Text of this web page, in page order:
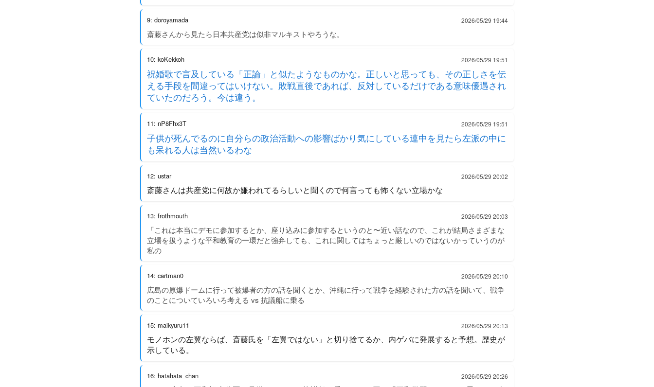
9: doroyamada 2026/05/29 19:44
斎藤さんから見たら日本共産党は似非マルキストやろうな。
10: koKekkoh 2026/05/29 19:51
祝婚歌で言及している「正論」と似たようなものかな。正しいと思っても、その正しさを伝
える手段を間違ってはいけない。敗戦直後であれば、反対しているだけである意味優遇され
ていたのだろう。今は違う。
11: nP8Fhx3T 2026/05/29 19:51
子供が死んでるのに自分らの政治活動への影響ばかり気にしている連中を見たら左派の中に
も呆れる人は当然いるわな
12: ustar 2026/05/29 20:02
斎藤さんは共産党に何故か嫌われてるらしいと聞くので何言っても怖くない立場かな
13: frothmouth 2026/05/29 20:03
「これは本当にデモに参加するとか、座り込みに参加するというのと〜近い話なので、これが結局さまざまな
立場を扱うような平和教育の一環だと強弁しても、これに関してはちょっと厳しいのではないかっていうのが
私の
14: cartman0 2026/05/29 20:10
広島の原爆ドームに行って被爆者の方の話を聞くとか、沖縄に行って戦争を経験された方の話を聞いて、戦争
のことについていろいろ考える vs 抗議船に乗る
15: maikyuru11 2026/05/29 20:13
モノホンの左翼ならば、斎藤氏を「左翼ではない」と切り捨てるか、内ゲバに発展すると予想。歴史が
示している。
16: hatahata_chan 2026/05/29 20:26